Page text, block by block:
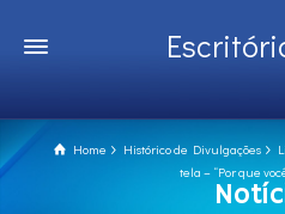
Home Histórico de Divulgações
tela – “Por que